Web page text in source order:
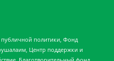
публичной политики, Фонд
Центр поддержки и